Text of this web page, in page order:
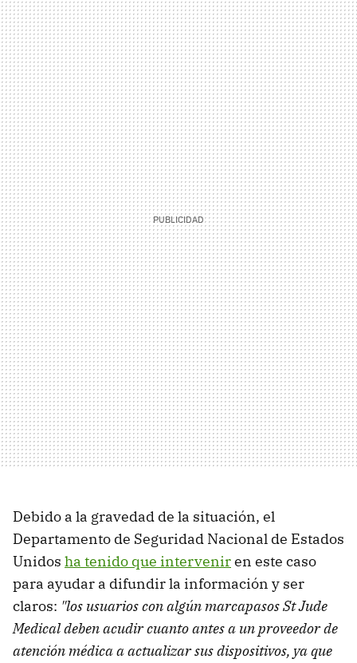
Debido a la gravedad de la situación, el
Departamento de Seguridad Nacional de Estados
Unidos ha tenido que interveniren este caso
para ayudar a difundir la información y ser
claros: "los usuarios con algún marcapasos St Jude
Medical deben acudir cuanto antes a un proveedor de
atención médica a actualizar sus dispositivos, ya que